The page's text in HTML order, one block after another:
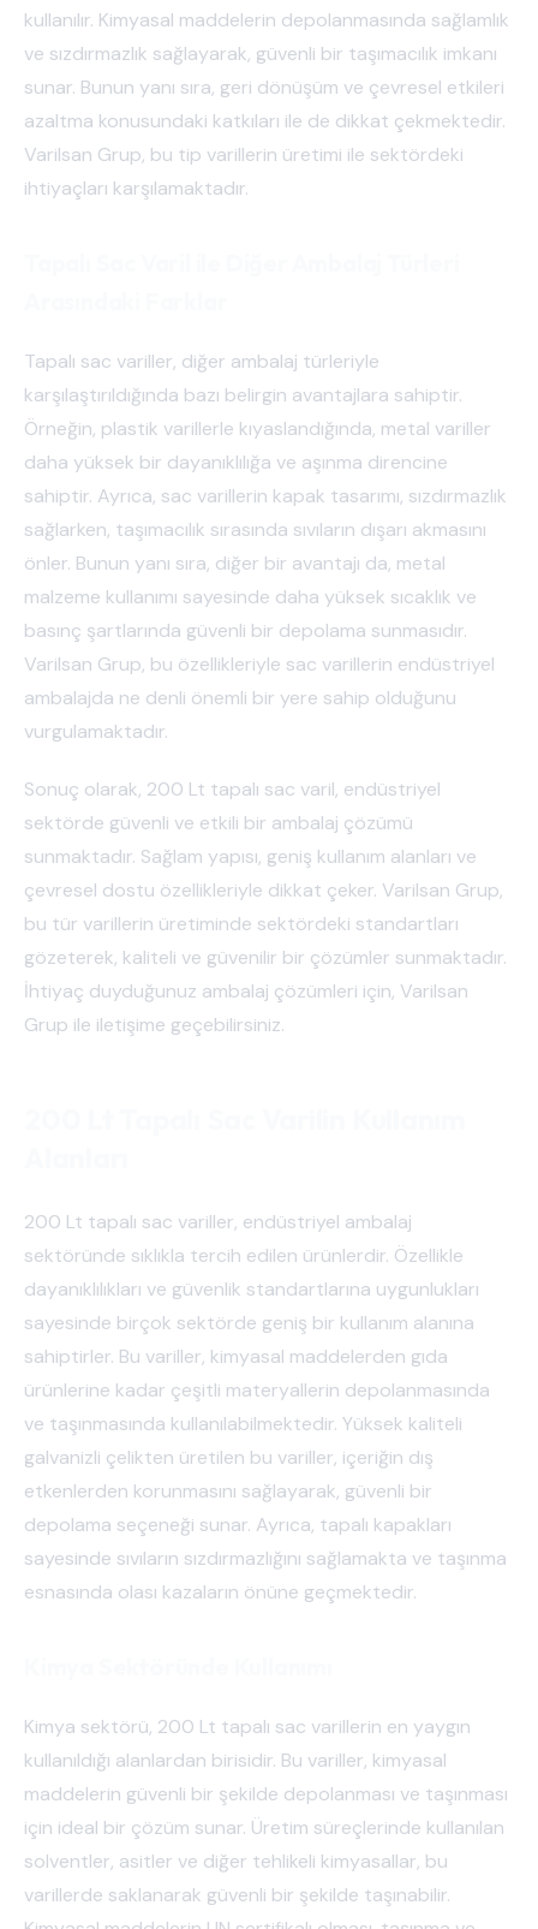
kullanılır. Kimyasal maddelerin depolanmasında sağlamlık
ve sızdırmazlık sağlayarak, güvenli bir taşımacılık imkanı
sunar. Bunun yanı sıra, geri dönüşüm ve çevresel etkileri
azaltma konusundaki katkıları ile de dikkat çekmektedir.
Varilsan Grup, bu tip varillerin üretimi ile sektördeki
ihtiyaçları karşılamaktadır.
Tapalı sac variller, diğer ambalaj türleriyle
karşılaştırıldığında bazı belirgin avantajlara sahiptir.
Örneğin, plastik varillerle kıyaslandığında, metal variller
daha yüksek bir dayanıklılığa ve aşınma direncine
sahiptir. Ayrıca, sac varillerin kapak tasarımı, sızdırmazlık
sağlarken, taşımacılık sırasında sıvıların dışarı akmasını
önler. Bunun yanı sıra, diğer bir avantajı da, metal
malzeme kullanımı sayesinde daha yüksek sıcaklık ve
basınç şartlarında güvenli bir depolama sunmasıdır.
Varilsan Grup, bu özellikleriyle sac varillerin endüstriyel
ambalajda ne denli önemli bir yere sahip olduğunu
vurgulamaktadır.
Sonuç olarak, 200 Lt tapalı sac varil, endüstriyel
sektörde güvenli ve etkili bir ambalaj çözümü
sunmaktadır. Sağlam yapısı, geniş kullanım alanları ve
çevresel dostu özellikleriyle dikkat çeker. Varilsan Grup,
bu tür varillerin üretiminde sektördeki standartları
gözeterek, kaliteli ve güvenilir bir çözümler sunmaktadır.
İhtiyaç duyduğunuz ambalaj çözümleri için, Varilsan
Grup ile iletişime geçebilirsiniz.
200 Lt tapalı sac variller, endüstriyel ambalaj
sektöründe sıklıkla tercih edilen ürünlerdir. Özellikle
dayanıklılıkları ve güvenlik standartlarına uygunlukları
sayesinde birçok sektörde geniş bir kullanım alanına
sahiptirler. Bu variller, kimyasal maddelerden gıda
ürünlerine kadar çeşitli materyallerin depolanmasında
ve taşınmasında kullanılabilmektedir. Yüksek kaliteli
galvanizli çelikten üretilen bu variller, içeriğin dış
etkenlerden korunmasını sağlayarak, güvenli bir
depolama seçeneği sunar. Ayrıca, tapalı kapakları
sayesinde sıvıların sızdırmazlığını sağlamakta ve taşınma
esnasında olası kazaların önüne geçmektedir.
Kimya sektörü, 200 Lt tapalı sac varillerin en yaygın
kullanıldığı alanlardan birisidir. Bu variller, kimyasal
maddelerin güvenli bir şekilde depolanması ve taşınması
için ideal bir çözüm sunar. Üretim süreçlerinde kullanılan
solventler, asitler ve diğer tehlikeli kimyasallar, bu
varillerde saklanarak güvenli bir şekilde taşınabilir.